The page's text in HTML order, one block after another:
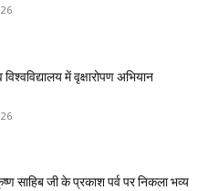
में वृक्षारोपण अभियान
साहिब जी के प्रकाश पर्व पर निकला भव्य